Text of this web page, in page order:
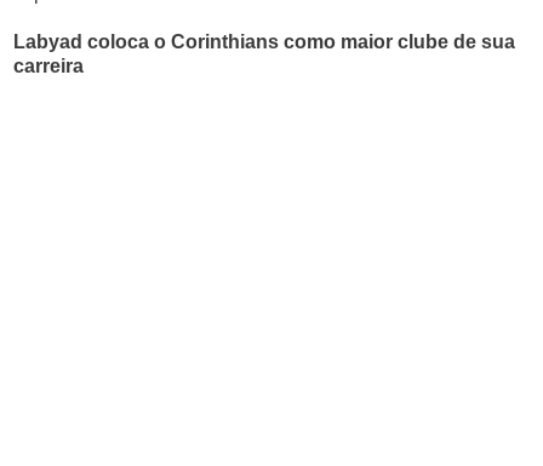
Labyad coloca o Corinthians como maior clube de sua
carreira